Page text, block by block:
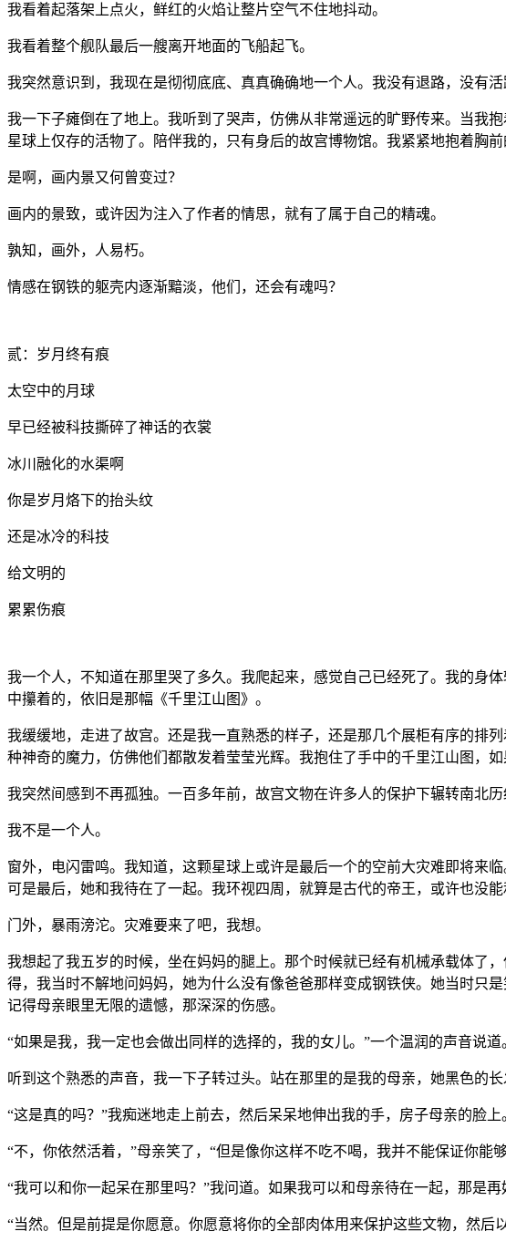
我看着起落架上点火，鲜红的火焰让整片空气不住地抖动。
我看着整个舰队最后一艘离开地面的飞船起飞。
我突然意识到，我现在是彻彻底底、真真确确地一个人。我没有退路，没有活
我一下子瘫倒在了地上。我听到了哭声，仿佛从非常遥远的旷野传来。当我
星球上仅存的活物了。陪伴我的，只有身后的故宫博物馆。我紧紧地抱着胸
是啊，画内景又何曾变过？
画内的景致，或许因为注入了作者的情思，就有了属于自己的精魂。
孰知，画外，人易朽。
情感在钢铁的躯壳内逐渐黯淡，他们，还会有魂吗？
贰：岁月终有痕
太空中的月球
早已经被科技撕碎了神话的衣裳
冰川融化的水渠啊
你是岁月烙下的抬头纹
还是冰冷的科技
给文明的
累累伤痕
我一个人，不知道在那里哭了多久。我爬起来，感觉自己已经死了。我的身
中攥着的，依旧是那幅《千里江山图》。
我缓缓地，走进了故宫。还是我一直熟悉的样子，还是那几个展柜有序的排
种神奇的魔力，仿佛他们都散发着莹莹光辉。我抱住了手中的千里江山图，
我突然间感到不再孤独。一百多年前，故宫文物在许多人的保护下辗转南北
我不是一个人。
窗外，电闪雷鸣。我知道，这颗星球上或许是最后一个的空前大灾难即将来
可是最后，她和我待在了一起。我环视四周，就算是古代的帝王，或许也没能
门外，暴雨滂沱。灾难要来了吧，我想。
我想起了我五岁的时候，坐在妈妈的腿上。那个时候就已经有机械承载体了
得，我当时不解地问妈妈，她为什么没有像爸爸那样变成钢铁侠。她当时只
记得母亲眼里无限的遗憾，那深深的伤感。
“如果是我，我一定也会做出同样的选择的，我的女儿。”一个温润的声音说道
听到这个熟悉的声音，我一下子转过头。站在那里的是我的母亲，她黑色的
“这是真的吗？”我痴迷地走上前去，然后呆呆地伸出我的手，房子母亲的脸
“不，你依然活着，”母亲笑了，“但是像你这样不吃不喝，我并不能保证你能
“我可以和你一起呆在那里吗？”我问道。如果我可以和母亲待在一起，那是再
“当然。但是前提是你愿意。你愿意将你的全部肉体用来保护这些文物，然后